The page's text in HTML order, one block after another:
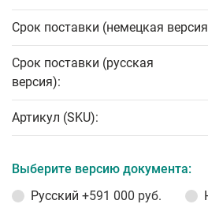
Срок поставки (немецкая
Срок поставки (русская
версия):
Артикул (SKU):
Выберите версию документа:
Русский +591 000 руб.